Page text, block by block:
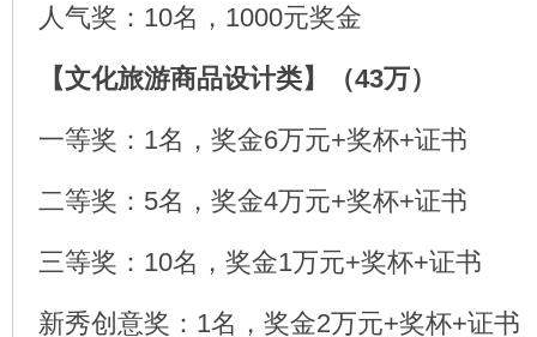
人气奖：10名，1000元奖金
【文化旅游商品设计类】（43万）
一等奖：1名，奖金6万元+奖杯+证书
二等奖：5名，奖金4万元+奖杯+证书
三等奖：10名，奖金1万元+奖杯+证书
新秀创意奖：1名，奖金2万元+奖杯+证书